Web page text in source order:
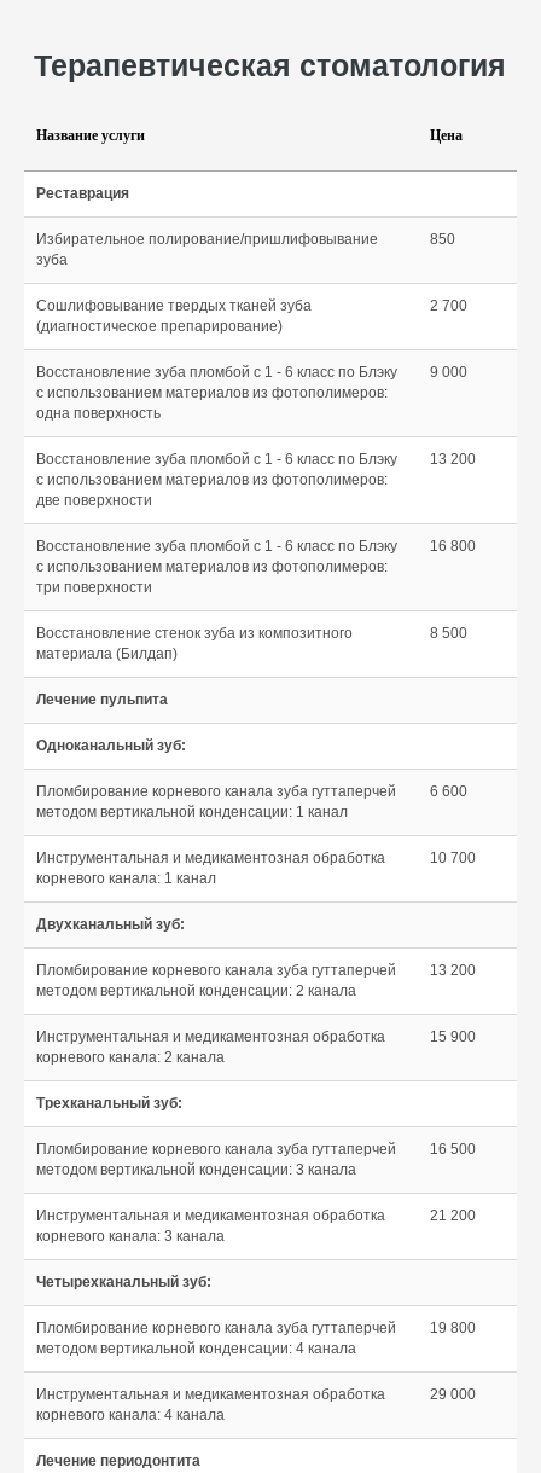
Название услуги Цена
Реставрация
Избирательное полирование/пришлифовывание
зуба
850
Сошлифовывание твердых тканей зуба
(диагностическое препарирование)
2 700
Восстановление зуба пломбой с 1 - 6 класс по Блэку
с использованием материалов из фотополимеров:
одна поверхность
9 000
Восстановление зуба пломбой с 1 - 6 класс по Блэку
с использованием материалов из фотополимеров:
две поверхности
13 200
Восстановление зуба пломбой с 1 - 6 класс по Блэку
с использованием материалов из фотополимеров:
три поверхности
16 800
Восстановление стенок зуба из композитного
материала (Билдап)
8 500
Лечение пульпита
Одноканальный зуб:
Пломбирование корневого канала зуба гуттаперчей
методом вертикальной конденсации: 1 канал
6 600
Инструментальная и медикаментозная обработка
корневого канала: 1 канал
10 700
Двухканальный зуб:
Пломбирование корневого канала зуба гуттаперчей
методом вертикальной конденсации: 2 канала
13 200
Инструментальная и медикаментозная обработка
корневого канала: 2 канала
15 900
Трехканальный зуб:
Пломбирование корневого канала зуба гуттаперчей
методом вертикальной конденсации: 3 канала
16 500
Инструментальная и медикаментозная обработка
корневого канала: 3 канала
21 200
Четырехканальный зуб:
Пломбирование корневого канала зуба гуттаперчей
методом вертикальной конденсации: 4 канала
19 800
Инструментальная и медикаментозная обработка
корневого канала: 4 канала
29 000
Лечение периодонтита